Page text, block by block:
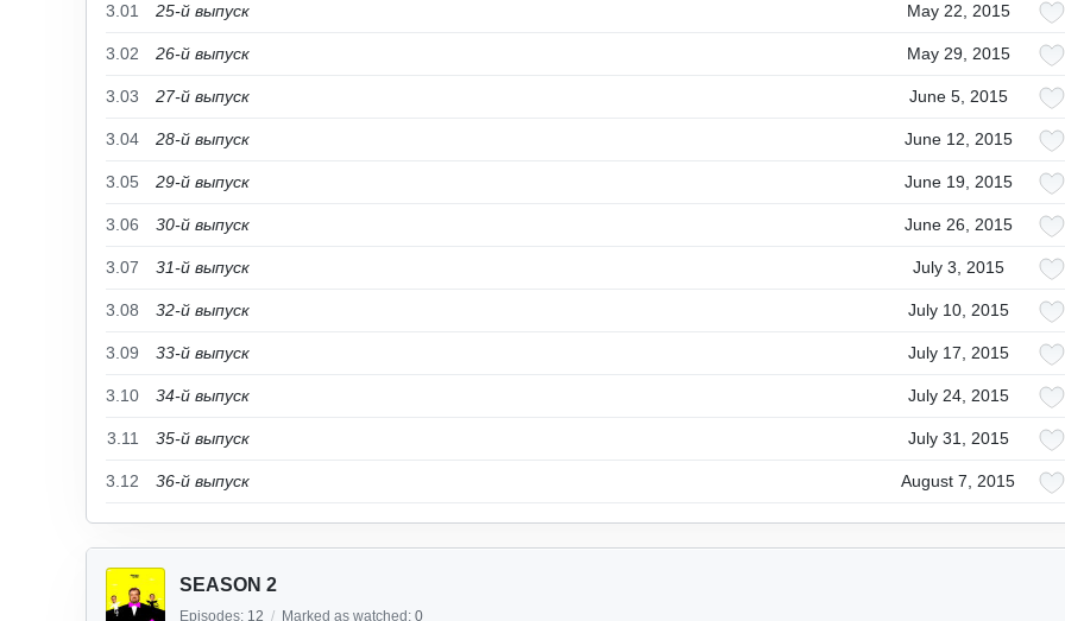
3.01 25-й выпуск May 22, 2015
3.02 26-й выпуск May 29, 2015
3.03 27-й выпуск June 5, 2015
3.04 28-й выпуск June 12, 2015
3.05 29-й выпуск June 19, 2015
3.06 30-й выпуск June 26, 2015
3.07 31-й выпуск July 3, 2015
3.08 32-й выпуск July 10, 2015
3.09 33-й выпуск July 17, 2015
3.10 34-й выпуск July 24, 2015
3.11 35-й выпуск July 31, 2015
3.12 36-й выпуск August 7, 2015
SEASON 2
Episodes: 12 / Marked as watched: 0